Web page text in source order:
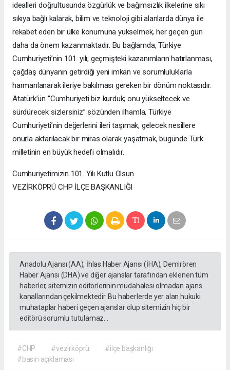
idealleri doğrultusunda özgürlük ve bağımsızlık ilkelerine sıkı
sıkıya bağlı kalarak, bilim ve teknoloji gibi alanlarda dünya ile
rekabet eden bir ülke konumuna yükselmek, her geçen gün
daha da önem kazanmaktadır. Bu bağlamda, Türkiye
Cumhuriyeti’nin 101. yılı; geçmişteki kazanımların hatırlanması,
çağdaş dünyanın getirdiği yeni imkan ve sorumluluklarla
harmanlanarak ileriye bakılması gereken bir dönüm noktasıdır.
Atatürk’ün “Cumhuriyeti biz kurduk; onu yükseltecek ve
sürdürecek sizlersiniz” sözünden ilhamla, Türkiye
Cumhuriyeti’nin değerlerini ileri taşımak, gelecek nesillere
onurla aktarılacak bir miras olarak yaşatmak, bugünde Türk
milletinin en büyük hedefi olmalıdır.
Cumhuriyetimizin 101. Yılı Kutlu Olsun
VEZİRKÖPRÜ CHP İLÇE BAŞKANLIĞI
Anadolu Ajansı (AA), İhlas Haber Ajansı (İHA), Demirören
Haber Ajansı (DHA) ve diğer ajanslar tarafından eklenen tüm
haberler, sitemizin editörlerinin müdahalesi olmadan ajans
kanallarından çekilmektedir. Bu haberlerde yer alan hukuki
muhataplar haberi geçen ajanslar olup sitemizin hiç bir
editörü sorumlu tutulamaz...
#CHP #vezirköprü
#ilçe başkanlığı
#basın açıklaması